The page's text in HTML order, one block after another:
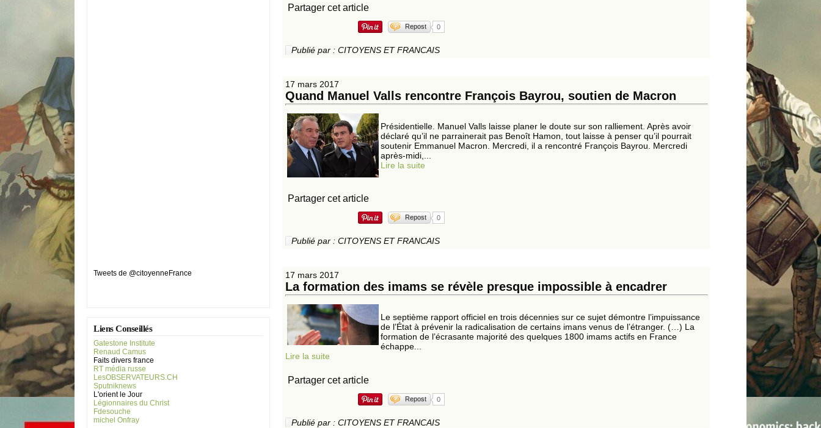
Tweets de @citoyenneFrance
Liens Conseillés
Gatestone Institute
Renaud Camus
Faits divers france
RT média russe
LesOBSERVATEURS.CH
Sputniknews
L'orient le Jour
Légionnaires du Christ
Fdesouche
michel Onfray
Partager cet article
Repost 0
Publié par : CITOYENS ET FRANCAIS
17 mars 2017
Quand Manuel Valls rencontre François Bayrou, soutien de Macron
Présidentielle. Manuel Valls laisse planer le doute sur son ralliement. Après avoir
déclaré qu’il ne parrainerait pas Benoît Hamon, tout laisse à penser qu’il pourrait
soutenir Emmanuel Macron. Mercredi, il a rencontré François Bayrou. Mercredi
après-midi,...
Lire la suite
Partager cet article
Repost 0
Publié par : CITOYENS ET FRANCAIS
17 mars 2017
La formation des imams se révèle presque impossible à encadrer
Le septième rapport officiel en trois décennies sur ce sujet démontre l’impuissance
de l’État à prévenir la radicalisation de certains imans venus de l’étranger. (…) La
formation de l’écrasante majorité des quelques 1800 imams actifs en France
échappe...
Lire la suite
Partager cet article
Repost 0
Publié par : CITOYENS ET FRANCAIS